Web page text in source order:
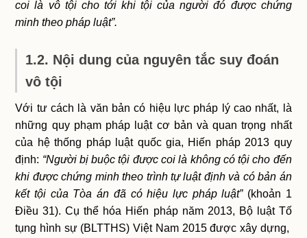
coi là vô tội cho tới khi tội của người đó được chứng
minh theo pháp luật”.
1.2. Nội dung của nguyên tắc suy đoán
vô tội
Với tư cách là văn bản có hiệu lực pháp lý cao nhất, là
những quy phạm pháp luật cơ bản và quan trọng nhất
của hệ thống pháp luật quốc gia, Hiến pháp 2013 quy
định: “Người bị buộc tội được coi là không có tội cho đến
khi được chứng minh theo trình tự luật định và có bản án
kết tội của Tòa án đã có hiệu lực pháp luật”(khoản 1
Điều 31). Cụ thể hóa Hiến pháp năm 2013, Bộ luật Tố
tụng hình sự (BLTTHS) Việt Nam 2015 được xây dựng,